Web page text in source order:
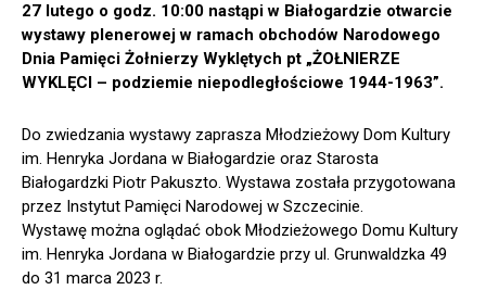
27 lutego o godz. 10:00 nastąpi w Białogardzie otwarcie
wystawy plenerowej w ramach obchodów Narodowego
Dnia Pamięci Żołnierzy Wyklętych pt „ŻOŁNIERZE
WYKLĘCI – podziemie niepodległościowe 1944-1963”.
Do zwiedzania wystawy zaprasza Młodzieżowy Dom Kultury
im. Henryka Jordana w Białogardzie oraz Starosta
Białogardzki Piotr Pakuszto. Wystawa została przygotowana
przez Instytut Pamięci Narodowej w Szczecinie.
Wystawę można oglądać obok Młodzieżowego Domu Kultury
im. Henryka Jordana w Białogardzie przy ul. Grunwaldzka 49
do 31 marca 2023 r.